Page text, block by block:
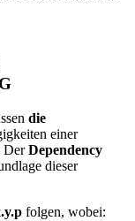
die
einer
DerDependency
dieser
folgen, wobei: